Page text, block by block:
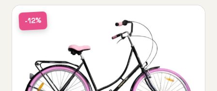
-12%